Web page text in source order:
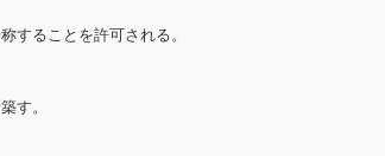
することを許可される。
す。